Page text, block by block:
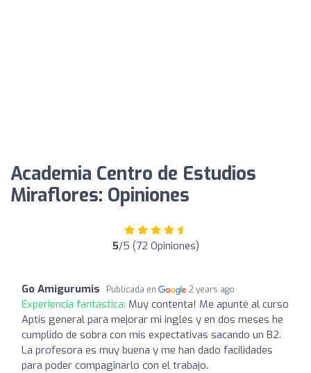
Academia Centro de Estudios
Miraflores: Opiniones
5/5 (72 Opiniones)
Go Amigurumis Publicada en 2 years ago
Experiencia fantástica: Muy contenta! Me apunté al curso
Aptis general para mejorar mi inglés y en dos meses he
cumplido de sobra con mis expectativas sacando un B2.
La profesora es muy buena y me han dado facilidades
para poder compaginarlo con el trabajo.